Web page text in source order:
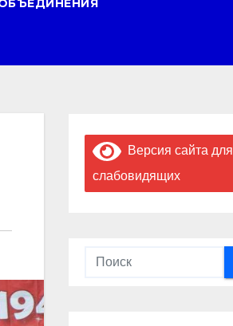
Версия сайта для
слабовидящих